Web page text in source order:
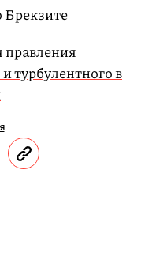
Брекзите
правления
турбулентного в